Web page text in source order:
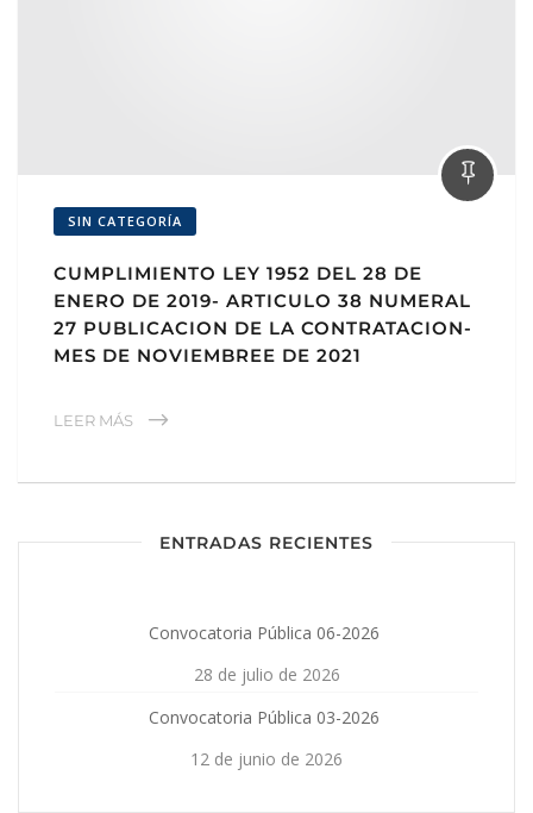
SIN CATEGORÍA
CUMPLIMIENTO LEY 1952 DEL 28 DE
ENERO DE 2019- ARTICULO 38 NUMERAL
27 PUBLICACION DE LA CONTRATACION-
MES DE NOVIEMBREE DE 2021
LEER MÁS
ENTRADAS RECIENTES
Convocatoria Pública 06-2026
28 de julio de 2026
Convocatoria Pública 03-2026
12 de junio de 2026